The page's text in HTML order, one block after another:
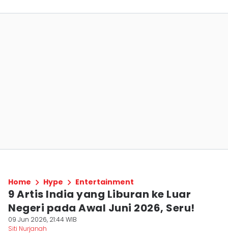
Home Hype Entertainment
9 Artis India yang Liburan ke Luar
Negeri pada Awal Juni 2026, Seru!
09 Jun 2026, 21:44 WIB
Siti Nurjanah